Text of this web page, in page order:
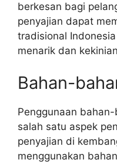
berkesan bagi
penyajian dapat
tradisional
menarik dan
Bahan-
Penggunaan
salah satu aspek
penyajian di
menggunakan